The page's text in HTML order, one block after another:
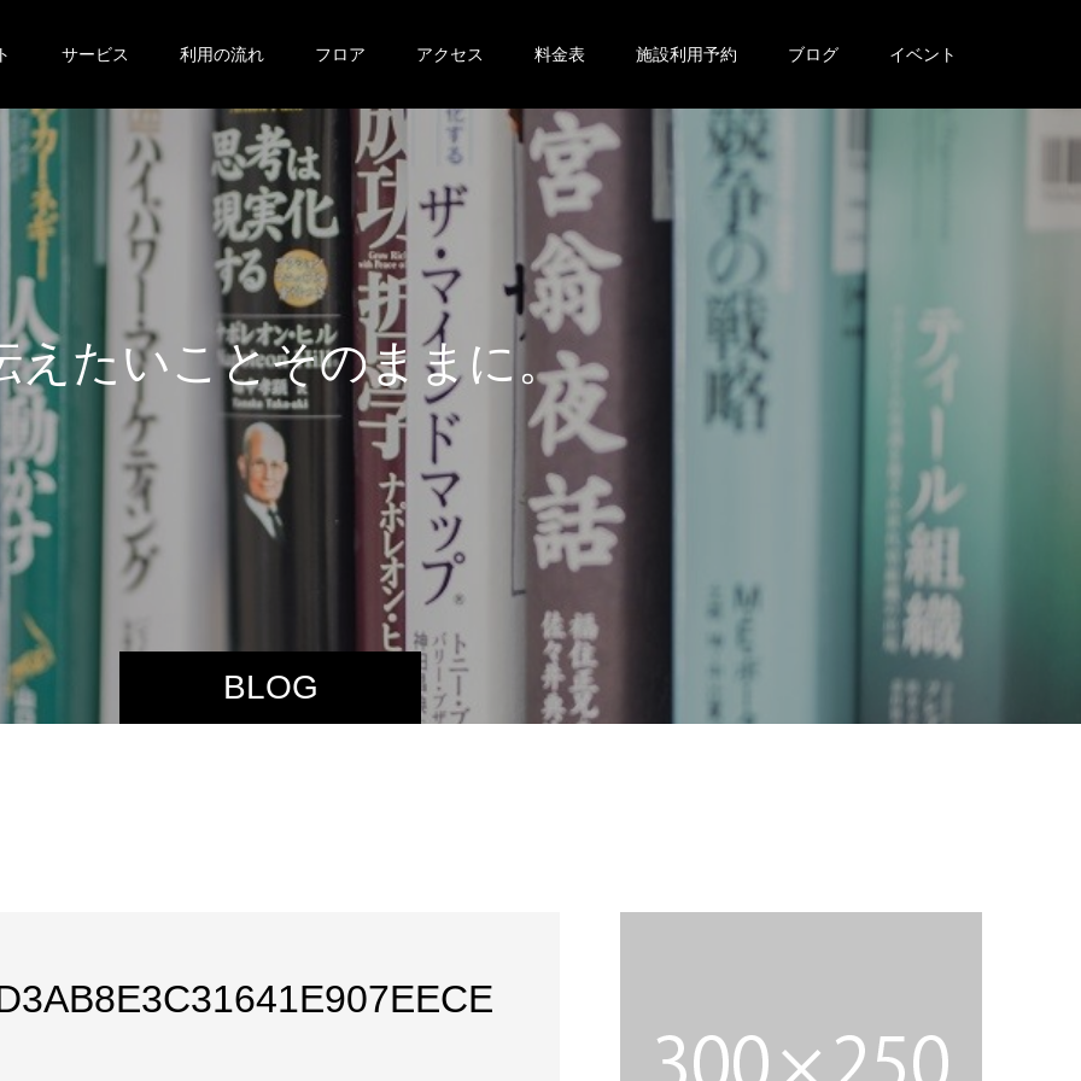
サービス 利用の流れ フロア アクセス 料金表 施設利用予約 ブログ イベント
BLOG
え た いことそのま ま に 。